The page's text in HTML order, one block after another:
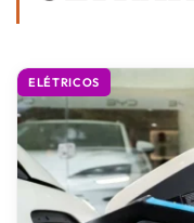
ELÉTRICOS